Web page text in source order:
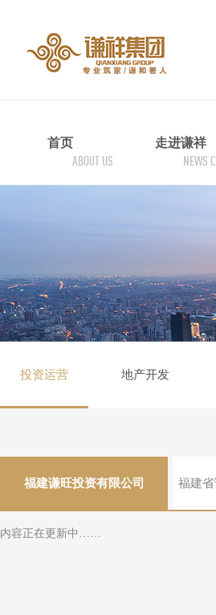
ABOUT US NEWS
首页 走进谦祥
投资运营 地产开发
福建谦旺投资有限公司 福建
内容正在更新中……